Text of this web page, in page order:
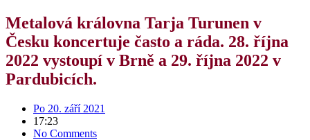
Metalová královna Tarja Turunen v
Česku koncertuje často a ráda. 28. října
2022 vystoupí v Brně a 29. října 2022 v
Pardubicích.
Po 20. září 2021
17:23
No Comments